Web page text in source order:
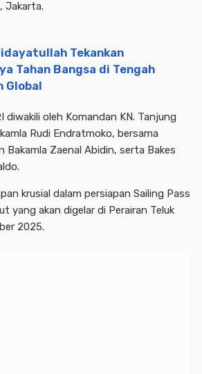
Jakarta.
Tekankan
Tahan Bangsa di Tengah
Global
diwakili oleh Komandan KN. Tanjung
Rudi Endratmoko, bersama
Bakamla Zaenal Abidin, serta Bakes
krusial dalam persiapan Sailing Pass
yang akan digelar di Perairan Teluk
2025.